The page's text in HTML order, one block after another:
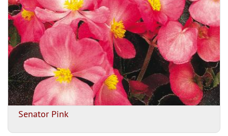
Senator Pink